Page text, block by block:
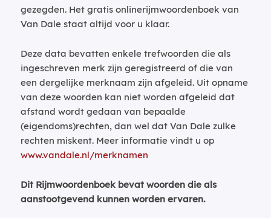
gezegden. Het gratis onlinerijmwoordenboek van
Van Dale staat altijd voor u klaar.
Deze data bevatten enkele trefwoorden die als
ingeschreven merk zijn geregistreerd of die van
een dergelijke merknaam zijn afgeleid. Uit opname
van deze woorden kan niet worden afgeleid dat
afstand wordt gedaan van bepaalde
(eigendoms)rechten, dan wel dat Van Dale zulke
rechten miskent. Meer informatie vindt u op
www.vandale.nl/merknamen
Dit Rijmwoordenboek bevat woorden die als
aanstootgevend kunnen worden ervaren.